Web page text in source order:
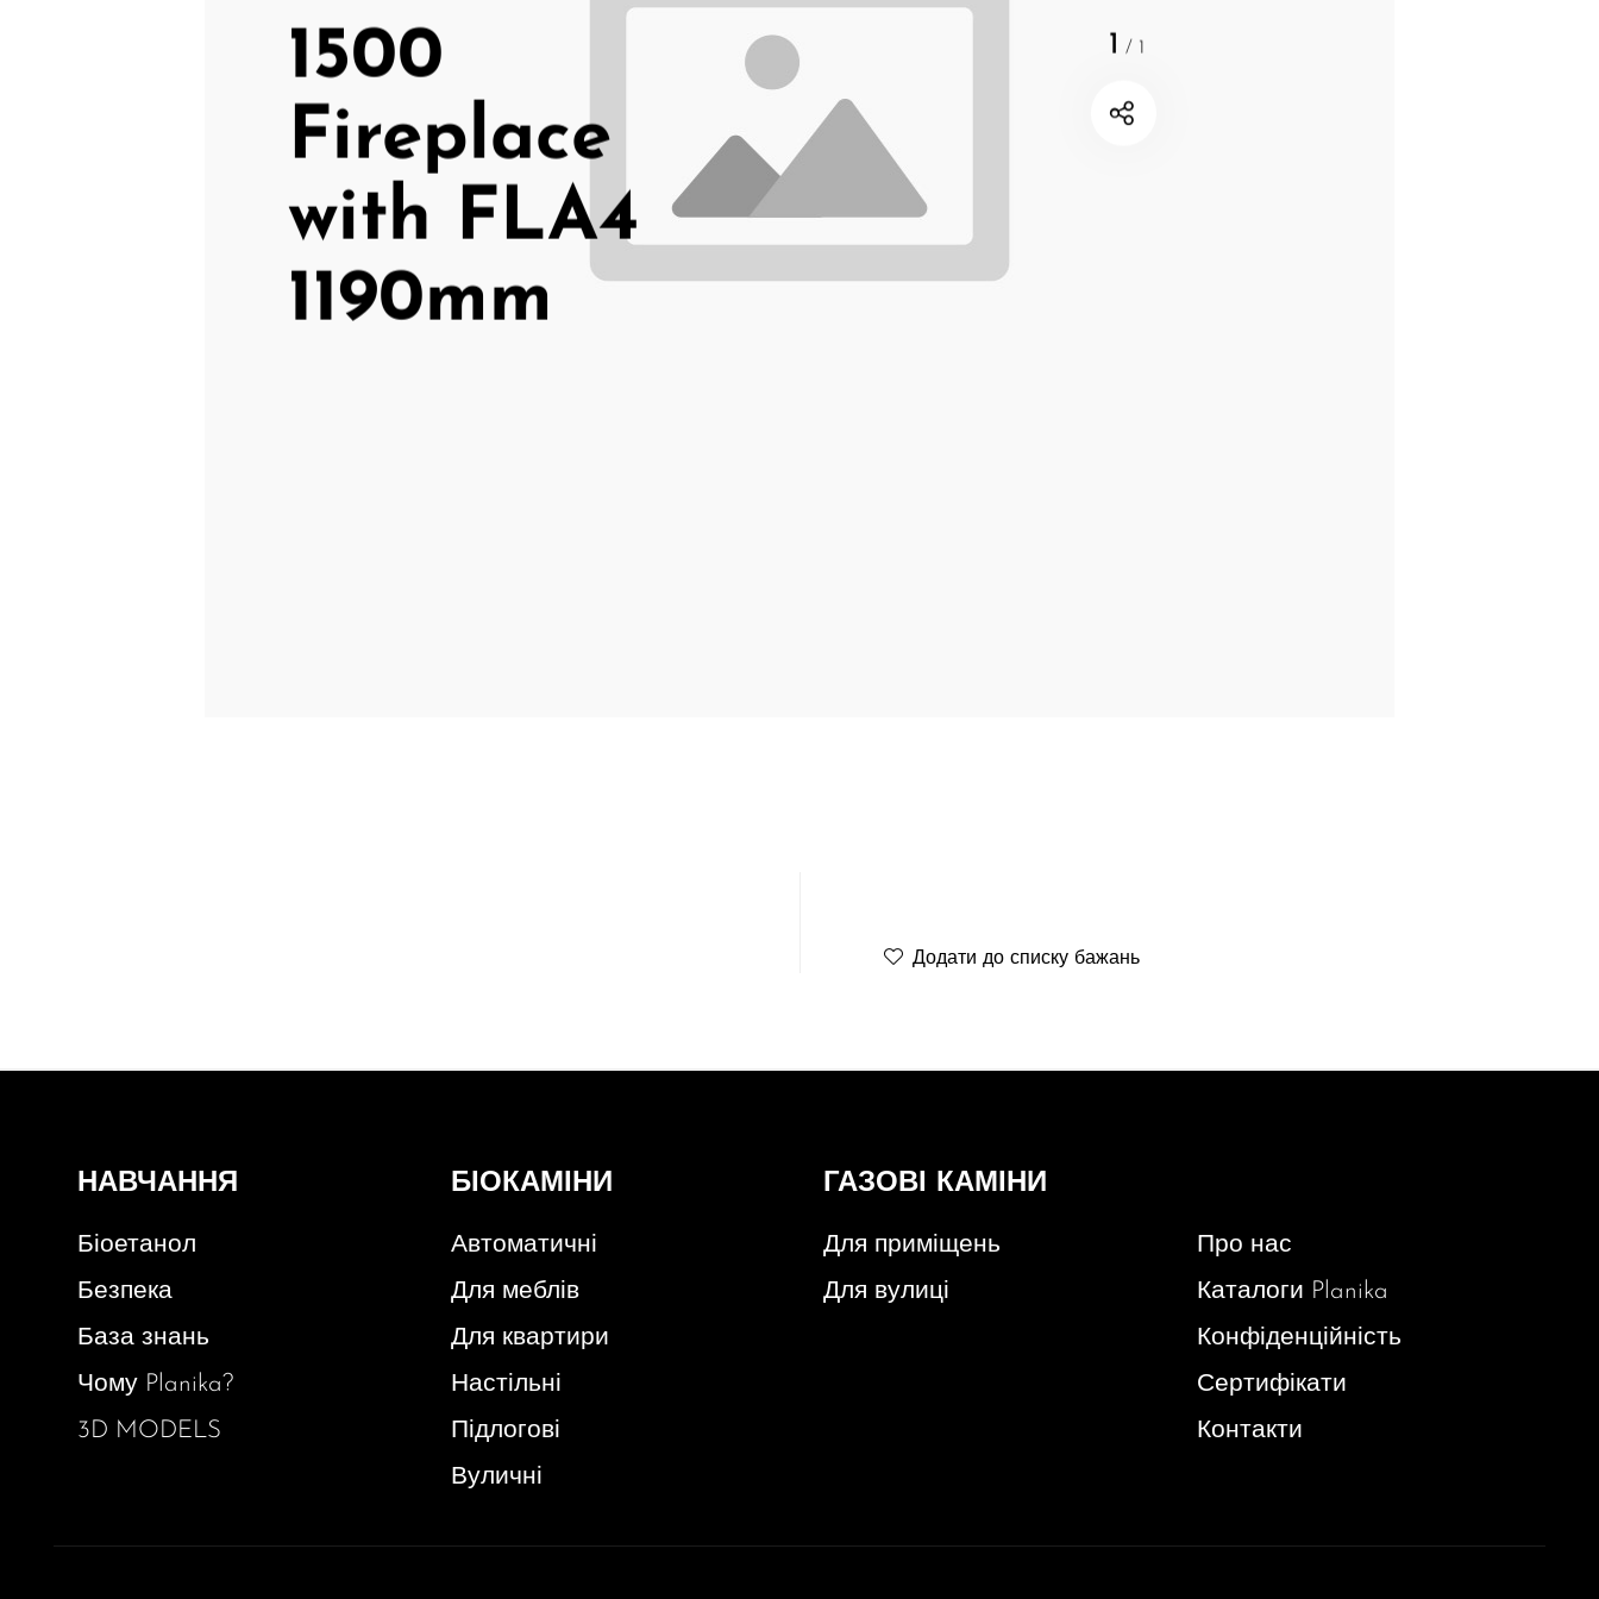
1 / 1
1500
Fireplace
with FLA4
1190mm
Додати до списку бажань
НАВЧАННЯ
Біоетанол
Безпека
База знань
Чому Planika?
3D MODELS
БІОКАМІНИ
Автоматичні
Для меблів
Для квартири
Настільні
Підлогові
Вуличні
ГАЗОВІ КАМІНИ
Для приміщень
Для вулиці
Про нас
Каталоги Planika
Конфіденційність
Сертифікати
Контакти